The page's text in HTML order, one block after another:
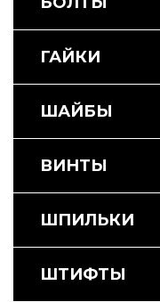
ГАЙКИ
ШАЙБЫ
ВИНТЫ
ШПИЛЬКИ
ШТИФТЫ